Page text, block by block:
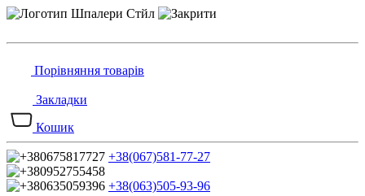
Порівняння товарів
Закладки
Кошик
+38(067)581-77-27
+38(063)505-93-96